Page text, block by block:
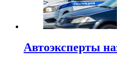
Автоэксперты